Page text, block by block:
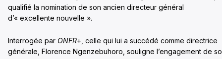
qualifié la nomination de son ancien directeur général
d’« excellente nouvelle ».
Interrogée par ONFR+, celle qui lui a succédé comme directrice
générale, Florence Ngenzebuhoro, souligne l’engagement de